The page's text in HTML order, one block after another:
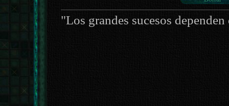
"Los grandes sucesos